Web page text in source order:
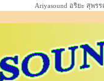
Ariyasound อริยะ สุพ